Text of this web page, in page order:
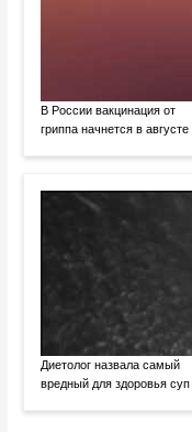
В России вакцинация от
гриппа начнется в августе
Диетолог назвала самый
вредный для здоровья суп